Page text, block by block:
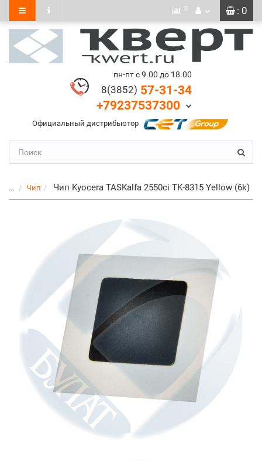
: 0
0
пн-пт с 9.00 до 18.00
8(3852) 57-31-34
+79237537300
Официальный дистрибьютор
... Чип Чип Kyocera TASKalfa 2550ci TK-8315 Yellow (6k)